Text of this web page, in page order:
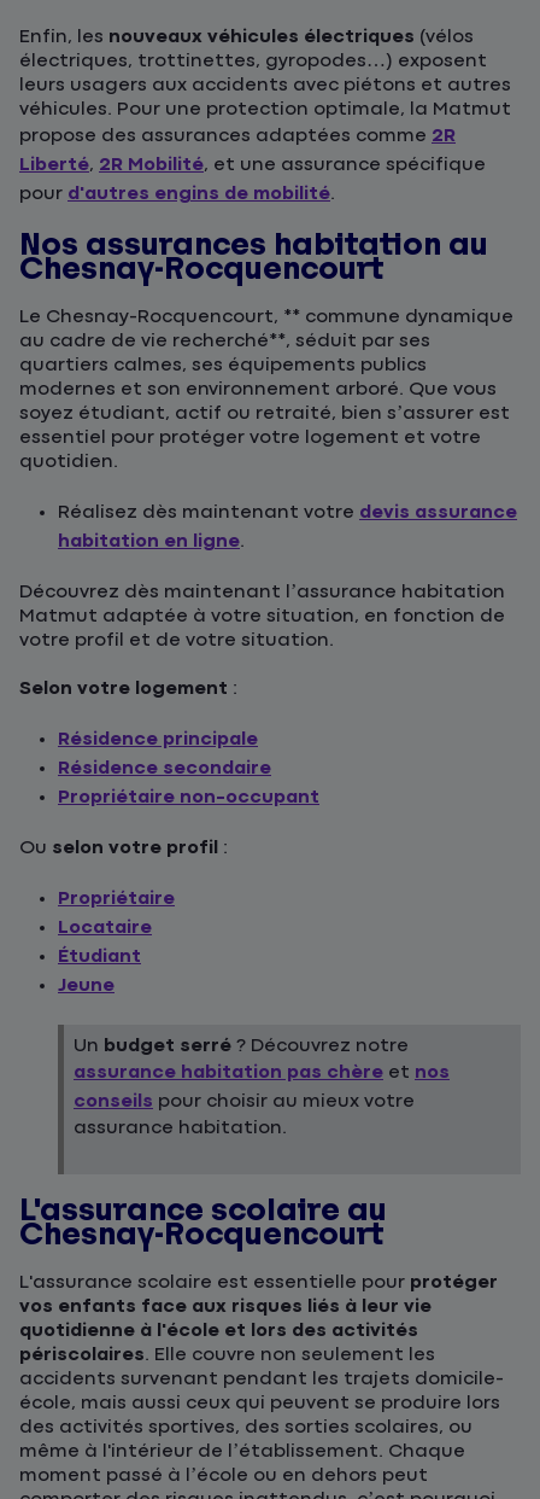
Enfin, les nouveaux véhicules électriques (vélos
électriques, trottinettes, gyropodes…) exposent
leurs usagers aux accidents avec piétons et autres
véhicules. Pour une protection optimale, la Matmut
propose des assurances adaptées comme 2R
Liberté, 2R Mobilité, et une assurance spécifique
pour d'autres engins de mobilité.
Nos assurances habitation au
Chesnay-Rocquencourt
Le Chesnay-Rocquencourt, ** commune dynamique
au cadre de vie recherché**, séduit par ses
quartiers calmes, ses équipements publics
modernes et son environnement arboré. Que vous
soyez étudiant, actif ou retraité, bien s’assurer est
essentiel pour protéger votre logement et votre
quotidien.
Réalisez dès maintenant votre devis assurance
habitation en ligne.
Découvrez dès maintenant l’assurance habitation
Matmut adaptée à votre situation, en fonction de
votre profil et de votre situation.
Selon votre logement :
Résidence principale
Résidence secondaire
Propriétaire non-occupant
Ou selon votre profil :
Propriétaire
Locataire
Étudiant
Jeune
Un budget serré ? Découvrez notre
assurance habitation pas chère et nos
conseils pour choisir au mieux votre
assurance habitation.
L'assurance scolaire au
Chesnay-Rocquencourt
L'assurance scolaire est essentielle pour protéger
vos enfants face aux risques liés à leur vie
quotidienne à l'école et lors des activités
périscolaires. Elle couvre non seulement les
accidents survenant pendant les trajets domicile-
école, mais aussi ceux qui peuvent se produire lors
des activités sportives, des sorties scolaires, ou
même à l'intérieur de l’établissement. Chaque
moment passé à l’école ou en dehors peut